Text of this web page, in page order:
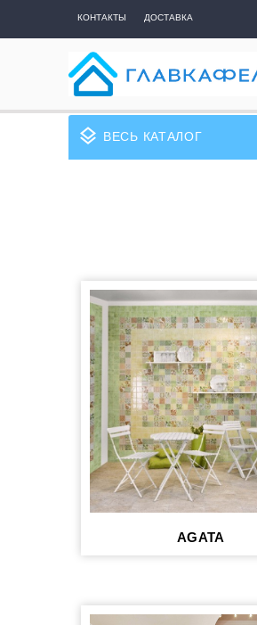
КОНТАКТЫ ДОСТАВКА
layers ВЕСЬ КАТАЛОГ
AGATA